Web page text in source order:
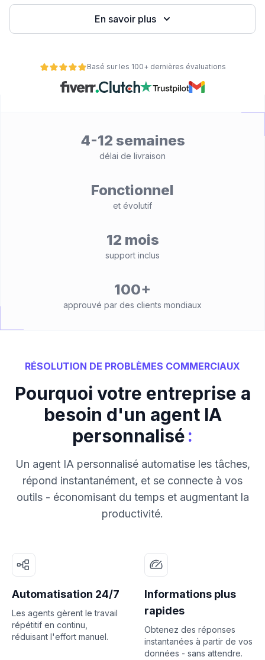
En savoir plus
Basé sur les 100+ dernières évaluations
4-12 semaines
délai de livraison
Fonctionnel
et évolutif
12 mois
support inclus
100+
approuvé par des clients mondiaux
RÉSOLUTION DE PROBLÈMES COMMERCIAUX
Pourquoi votre entreprise a
besoin d'un agent IA
personnalisé:
Un agent IA personnalisé automatise les tâches,
répond instantanément, et se connecte à vos
outils - économisant du temps et augmentant la
productivité.
Automatisation 24/7
Les agents gèrent le travail
répétitif en continu,
réduisant l'effort manuel.
Informations plus
rapides
Obtenez des réponses
instantanées à partir de vos
données - sans attendre.